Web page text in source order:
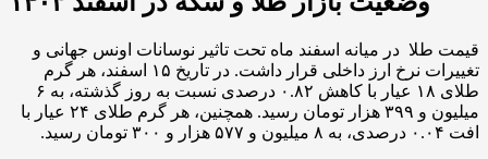
قیمت طلا در میانه اسفند ماه تحت تاثیر نوسانات اونس جهانی و
تغییرات نرخ ارز داخلی قرار داشت. در تاریخ ۱۵ اسفند، هر گرم
طلای ۱۸ عیار با کاهش ۰.۸۲ درصدی نسبت به روز گذشته، به ۶
میلیون و ۳۹۹ هزار تومان رسید. همچنین، هر گرم طلای ۲۴ عیار با
افت ۰.۰۴ درصدی، به ۸ میلیون و ۵۷۷ هزار و ۳۰۰ تومان رسید.